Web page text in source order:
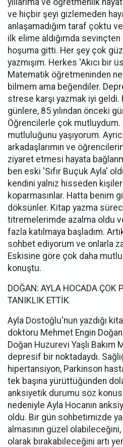
ve hiçbir şeyi gizlemeden
anlaşamadığım taraf çoktu
ilk elime aldığımda
hoşuma gitti. Her şey çok
yazmışım. Herkes 'Akıcı bir
Matematik öğretmeninden
bilmem ama beğendiler.
strese karşı yazmak iyi geldi.
günlere, 85 yılından önceki
Öğrencilerle çok mutluydum.
mutluluğunu yaşıyorum.
arkadaşlarımın ve
ziyaret etmesi hayata
ben eski 'Sıfır Buçuk Ayla'
kendini yalnız hisseden kişiler
koparmasınlar. Hatta benim
döksünler. Kitap yazma
titremelerimde azalma oldu
fazla katılmaya başladım.
sohbet ediyorum ve onlarla
Eskisine göre çok daha
konuştu.
DOĞAN: AYLA HOCADA ÇOK
TANIKLIK ETTİK
Ayla Dostoğlu'nun yazdığı
doktoru Mehmet Engin
Doğan Huzurevi Yaşlı
depresif bir noktadaydı.
hipertansiyon, Parkinson
tek başına yürüttüğünden
anksiyetik durumu söz
nedeniyle Ayla Hocanın
oldu. Bir gün sohbetimizde
almasının güzel
olarak bırakabileceğini artı